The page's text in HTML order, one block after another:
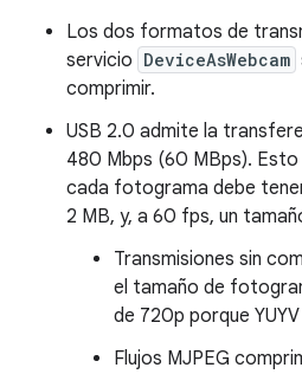
Los dos formatos de
servicio DeviceAsWebcam
comprimir.
USB 2.0 admite la
480 Mbps (60 MBps).
cada fotograma debe
2 MB, y, a 60 fps, un
Transmisiones sin
el tamaño de
de 720p porque
Flujos MJPEG